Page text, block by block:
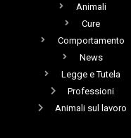
Animali
Cure
Comportamento
News
Legge e Tutela
Professioni
Animali sul lavoro